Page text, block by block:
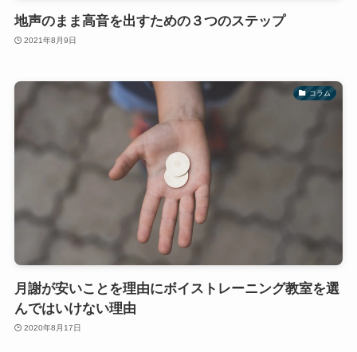
地声のまま高音を出すための３つのステップ
2021年8月9日
コラム
月謝が安いことを理由にボイストレーニング教室を選
んではいけない理由
2020年8月17日